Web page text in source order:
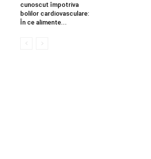
cunoscut împotriva
bolilor cardiovasculare:
În ce alimente...